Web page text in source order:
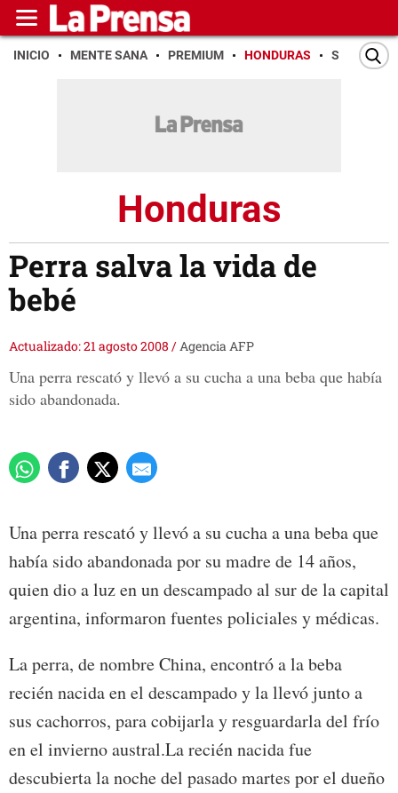
INICIO MENTE SANA PREMIUM HONDURAS SAN PEDRO
Honduras
Perra salva la vida de
bebé
Actualizado: 21 agosto 2008 /Agencia AFP
Una perra rescató y llevó a su cucha a una beba que había
sido abandonada.
Una perra rescató y llevó a su cucha a una beba que
había sido abandonada por su madre de 14 años,
quien dio a luz en un descampado al sur de la capital
argentina, informaron fuentes policiales y médicas.
La perra, de nombre China, encontró a la beba
recién nacida en el descampado y la llevó junto a
sus cachorros, para cobijarla y resguardarla del frío
en el invierno austral.La recién nacida fue
descubierta la noche del pasado martes por el dueño